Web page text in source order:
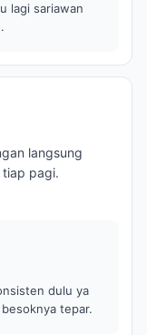
lagi sariawan
langsung
tiap pagi.
dulu ya
tepar.